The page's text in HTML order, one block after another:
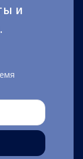
и